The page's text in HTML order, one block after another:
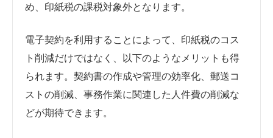
め、印紙税の課税対象外となります。
電子契約を利用することによって、印紙税のコス
ト削減だけではなく、以下のようなメリットも得
られます。契約書の作成や管理の効率化、郵送コ
ストの削減、事務作業に関連した人件費の削減な
どが期待できます。